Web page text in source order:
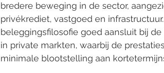
bredere beweging in de sector,
privékrediet, vastgoed en
beleggingsfilosofie goed aansluit bij
in private markten, waarbij de
minimale blootstelling aan